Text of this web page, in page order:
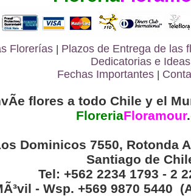
Florerías | Plazos de Entrega de las
Dedicatorias e Ideas
Fechas Importantes |
flores a todo Chile y el
FloreriaFloramour.
Dominicos 7550, Rotonda
Santiago de
Tel: +562 2234 1793 - 2
- Wsp. +569 9870 5440